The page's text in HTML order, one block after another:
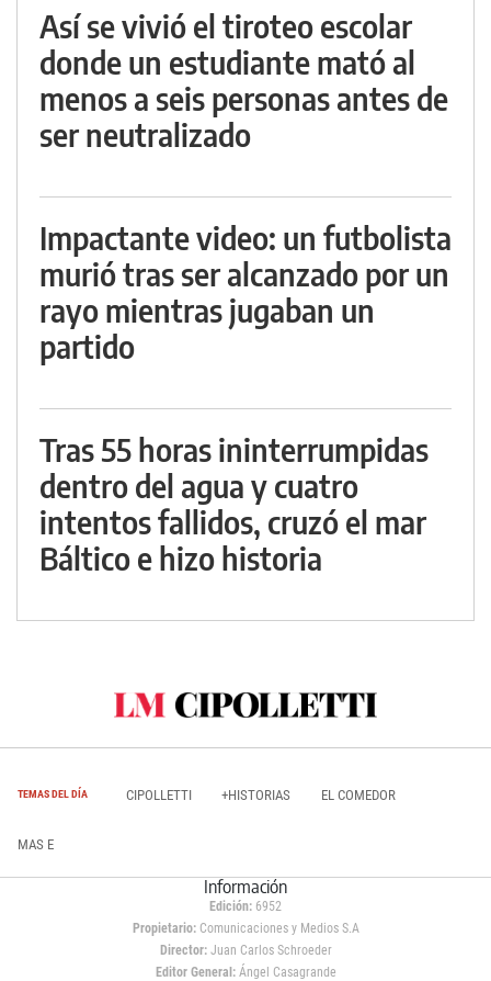
Así se vivió el tiroteo escolar
donde un estudiante mató al
menos a seis personas antes de
ser neutralizado
Impactante video: un futbolista
murió tras ser alcanzado por un
rayo mientras jugaban un
partido
Tras 55 horas ininterrumpidas
dentro del agua y cuatro
intentos fallidos, cruzó el mar
Báltico e hizo historia
TEMAS DEL DÍA CIPOLLETTI +HISTORIAS EL COMEDOR
MAS E
Información
Edición: 6952
Propietario:Comunicaciones y Medios S.A
Director: Juan Carlos Schroeder
Editor General:Ángel Casagrande